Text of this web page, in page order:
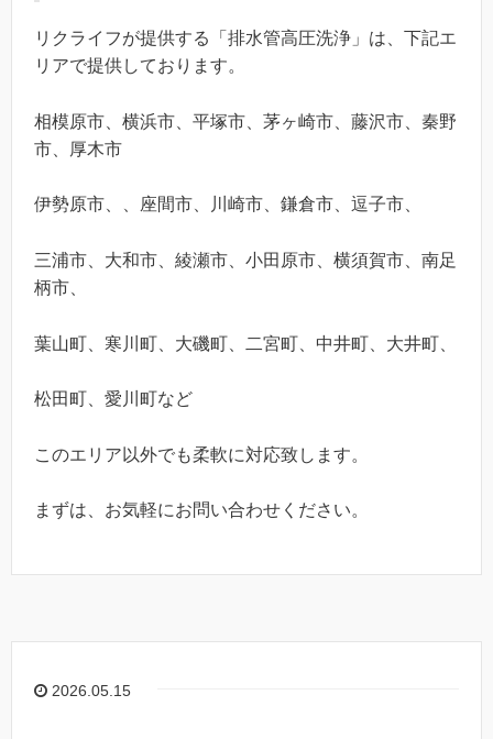
リクライフが提供する「排水管高圧洗浄」は、下記エ
リアで提供しております。
相模原市、横浜市、平塚市、茅ヶ崎市、藤沢市、秦野
市、厚木市
伊勢原市、、座間市、川崎市、鎌倉市、逗子市、
三浦市、大和市、綾瀬市、小田原市、横須賀市、南足
柄市、
葉山町、寒川町、大磯町、二宮町、中井町、大井町、
松田町、愛川町など
このエリア以外でも柔軟に対応致します。
まずは、お気軽にお問い合わせください。
2026.05.15